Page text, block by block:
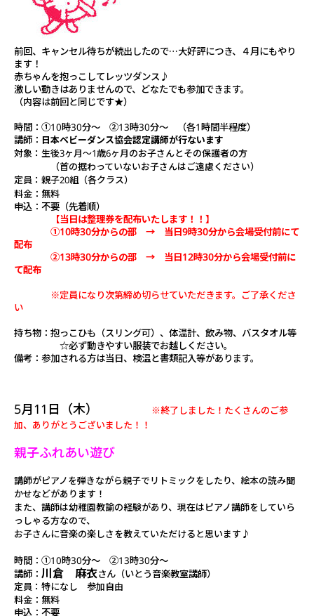
前回、キャンセル待ちが続出したので…大好評につき、４月にもやり
ます！
赤ちゃんを抱っこしてレッツダンス♪
激しい動きはありませんので、どなたでも参加できます。
（内容は前回と同じです★）
時間：①10時30分～ ②13時30分～ （各1時間半程度）
講師： 日本ベビーダンス協会認定講師が行ないます
対象：生後3ヶ月～1歳6ヶ月のお子さんとその保護者の方
（首の据わっていないお子さんはご遠慮ください）
定員：親子20組（各クラス）
料金：無料
申込：不要（先着順）
【当日は整理券を配布いたします！！】
①10時30分からの部 → 当日9時30分から会場受付前にて
配布
②13時30分からの部 → 当日12時30分から会場受付前に
て配布
※定員になり次第締め切らせていただきます。ご了承くださ
い
持ち物：抱っこひも（スリング可）、体温計、飲み物、バスタオル等
☆必ず動きやすい服装でお越しください。
備考：参加される方は当日、 検温と書類記入等があります。
5月11日（木）
※終了しました！たくさんのご参
加、ありがとうございました！！
親子ふれあい遊び
講師がピアノを弾きながら親子でリトミックをしたり、絵本の読み聞
かせなどがあります！
また、講師は幼稚園教諭の経験があり、現在はピアノ講師をしていら
っしゃる方なので、
お子さんに音楽の楽しさを教えていただけると思います♪
時間：①10時30分～ ②13時30分～
講師： 川倉 麻衣さん（いとう音楽教室講師）
定員：特になし 参加自由
料金：無料
申込：不要